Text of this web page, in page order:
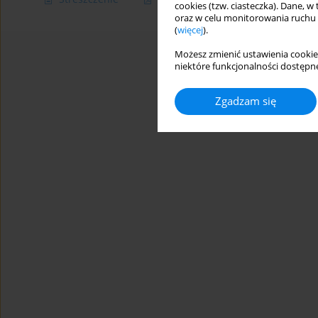
cookies (tzw. ciasteczka). Dane,
oraz w celu monitorowania ruchu
(więcej).
Możesz zmienić ustawienia
niektóre funkcjonalności
Zgadzam się